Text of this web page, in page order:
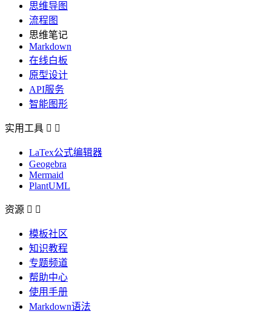
思维导图
流程图
思维笔记
Markdown
在线白板
原型设计
API服务
智能图形
实用工具  
LaTex公式编辑器
Geogebra
Mermaid
PlantUML
资源  
模板社区
知识教程
专题频道
帮助中心
使用手册
Markdown语法